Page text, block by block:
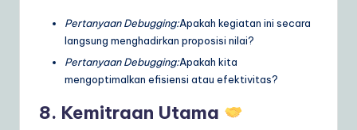
Pertanyaan Debugging:Apakah kegiatan ini secara
langsung menghadirkan proposisi nilai?
Pertanyaan Debugging:Apakah kita
mengoptimalkan efisiensi atau efektivitas?
8. Kemitraan Utama